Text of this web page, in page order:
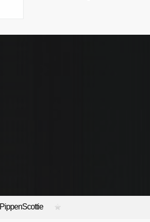
PippenScottie